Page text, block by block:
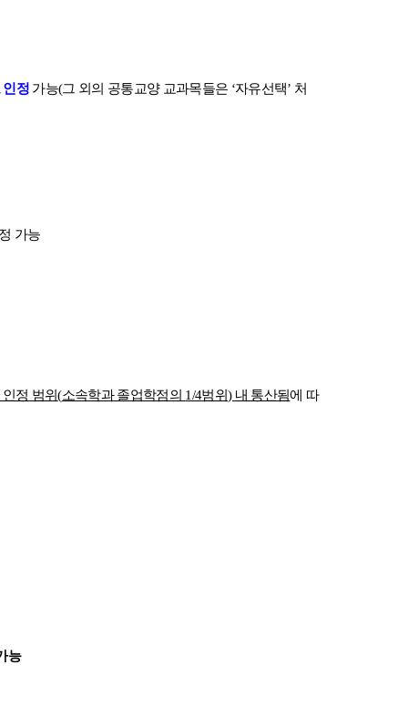
인정 가능(그 외의 공통교양 교과목들은 ‘자유선택’ 처
가능
정 범위(소속학과 졸업학점의 1/4범위) 내 통산됨에 따
능